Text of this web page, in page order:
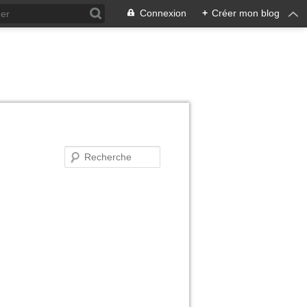
Connexion + Créer mon blog